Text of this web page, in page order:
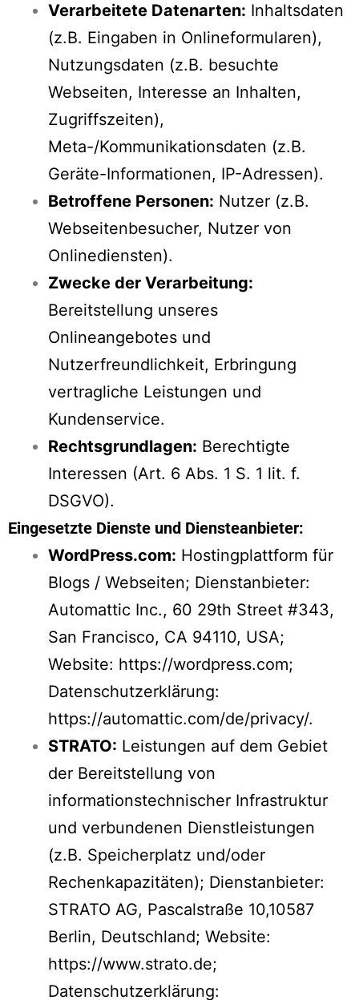
Verarbeitete Datenarten: Inhaltsdaten
(z.B. Eingaben in Onlineformularen),
Nutzungsdaten (z.B. besuchte
Webseiten, Interesse an Inhalten,
Zugriffszeiten),
Meta-/Kommunikationsdaten (z.B.
Geräte-Informationen, IP-Adressen).
Betroffene Personen: Nutzer (z.B.
Webseitenbesucher, Nutzer von
Onlinediensten).
Zwecke der Verarbeitung:
Bereitstellung unseres
Onlineangebotes und
Nutzerfreundlichkeit, Erbringung
vertragliche Leistungen und
Kundenservice.
Rechtsgrundlagen: Berechtigte
Interessen (Art. 6 Abs. 1 S. 1 lit. f.
DSGVO).
Eingesetzte Dienste und Diensteanbieter:
WordPress.com: Hostingplattform für
Blogs / Webseiten; Dienstanbieter:
Automattic Inc., 60 29th Street #343,
San Francisco, CA 94110, USA;
Website: https://wordpress.com;
Datenschutzerklärung:
https://automattic.com/de/privacy/.
STRATO: Leistungen auf dem Gebiet
der Bereitstellung von
informationstechnischer Infrastruktur
und verbundenen Dienstleistungen
(z.B. Speicherplatz und/oder
Rechenkapazitäten); Dienstanbieter:
STRATO AG, Pascalstraße 10,10587
Berlin, Deutschland; Website:
https://www.strato.de;
Datenschutzerklärung: